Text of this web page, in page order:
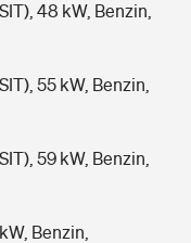
48 kW, Benzin,
55 kW, Benzin,
59 kW, Benzin,
Benzin,